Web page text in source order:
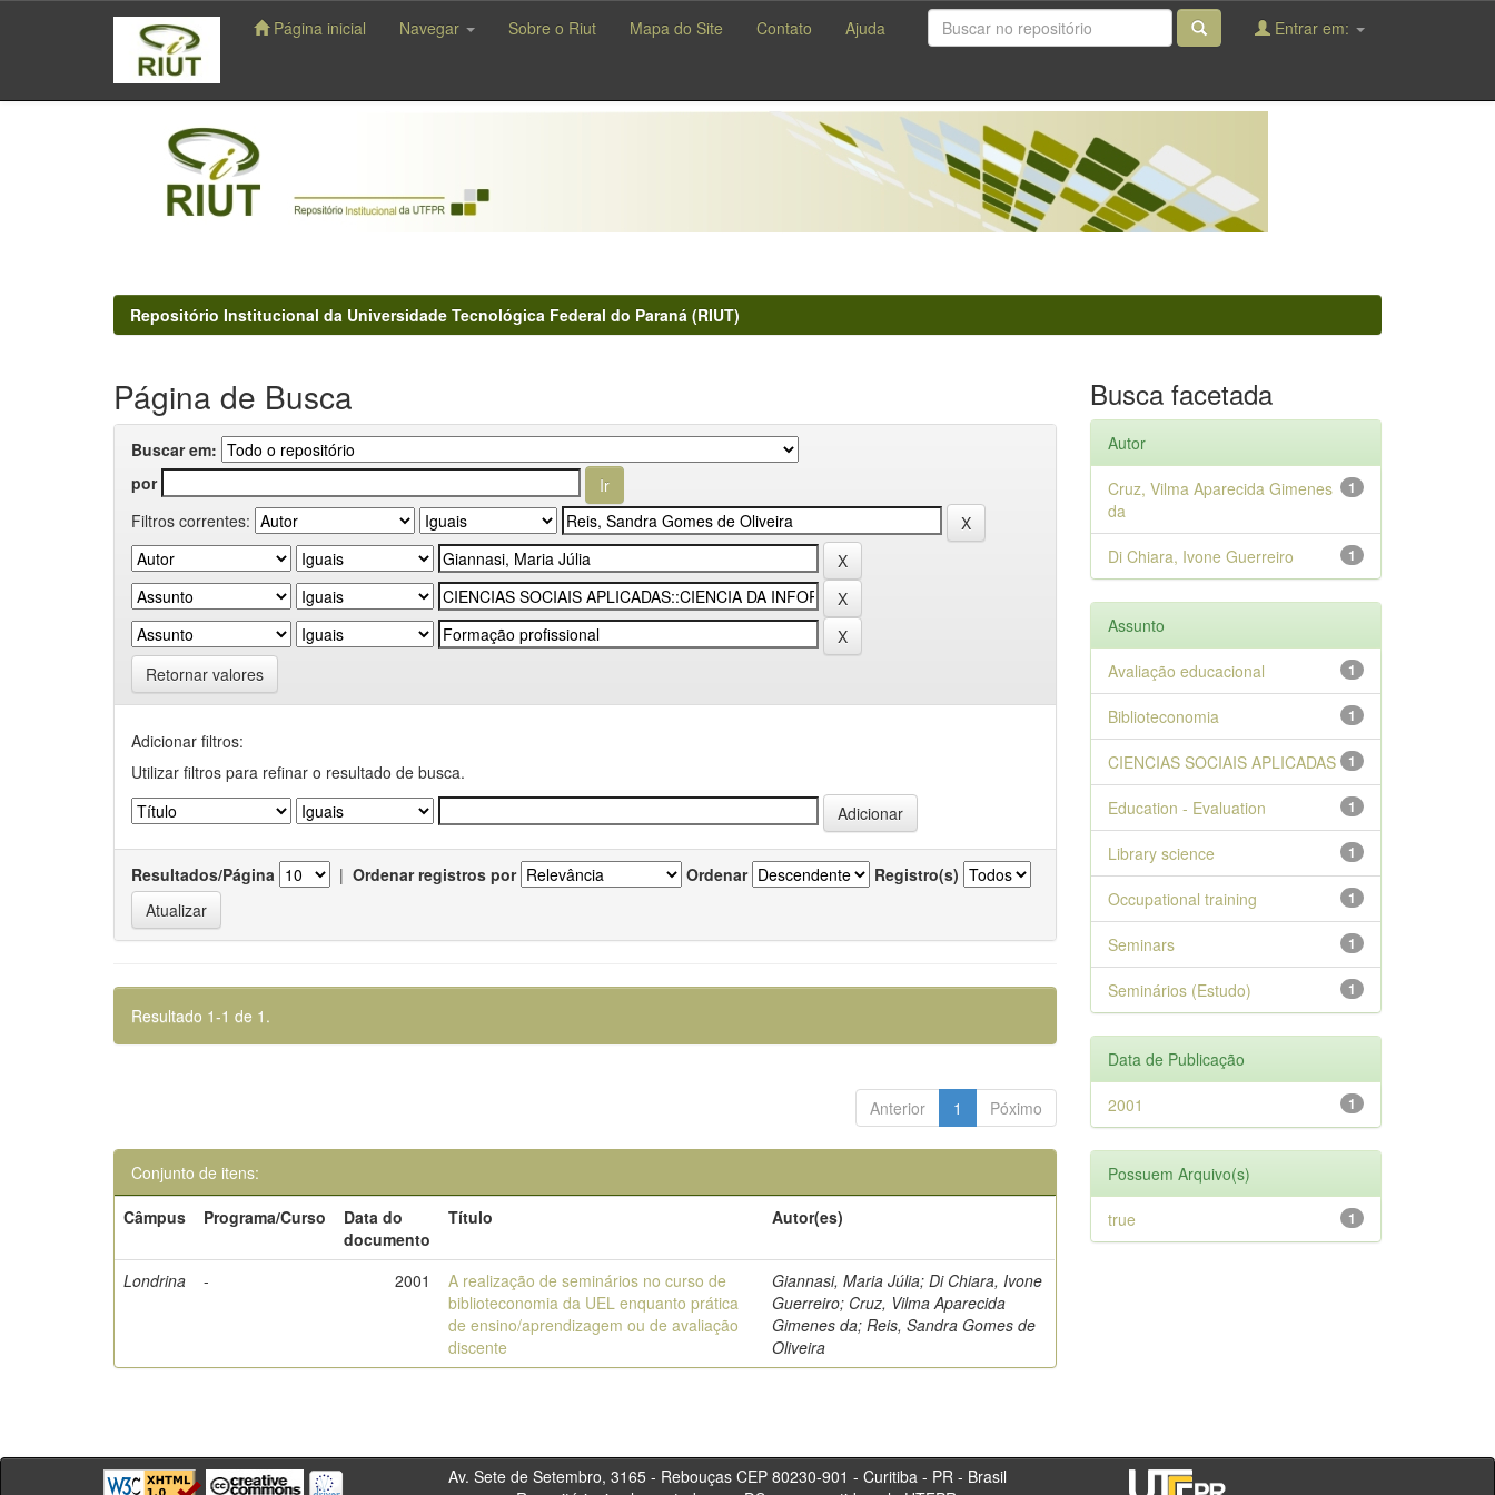
navigation
Página inicial Navegar Sobre o Riut Mapa do Site Contato Ajuda Entrar em:
Repositório Institucional da Universidade Tecnológica Federal do Paraná (RIUT)
Página de Busca
Buscar em:
por
Filtros correntes:
Retornar valores
Adicionar filtros:
Utilizar filtros para refinar o resultado de busca.
Resultados/Página | Ordenar registros por Ordenar Registro(s)
Resultado 1-1 de 1.
Anterior 1 Póximo
Conjunto de itens:
Câmpus
Programa/Curso
Data do
documento
Título Autor(es)
Londrina - 2001
A realização de seminários no curso de
biblioteconomia da UEL enquanto prática
de ensino/aprendizagem ou de avaliação
discente
Giannasi, Maria Júlia; Di Chiara, Ivone
Guerreiro; Cruz, Vilma Aparecida
Gimenes da; Reis, Sandra Gomes de
Oliveira
Busca facetada
Autor
1
Cruz, Vilma Aparecida Gimenes
da
1
Di Chiara, Ivone Guerreiro
Assunto
1
Avaliação educacional
1
Biblioteconomia
1
CIENCIAS SOCIAIS APLICADAS
1
Education - Evaluation
1
Library science
1
Occupational training
1
Seminars
1
Seminários (Estudo)
Data de Publicação
1
2001
Possuem Arquivo(s)
1
true
Av. Sete de Setembro, 3165 - Rebouças CEP 80230-901 - Curitiba - PR - Brasil